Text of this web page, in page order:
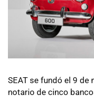
SEAT se fundó el 9
notario de cinco